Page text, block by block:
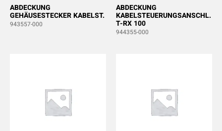
ABDECKUNG
GEHÄUSESTECKER KABELST.
943557-000
ABDECKUNG
KABELSTEUERUNGSANSCHL.
T-RX 100
944355-000